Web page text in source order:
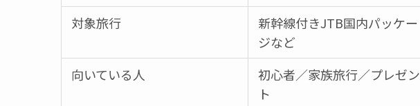
対象旅行
新幹線付きJTB国内パッケー
ジなど
向いている人
初心者／家族旅行／プレゼン
ト